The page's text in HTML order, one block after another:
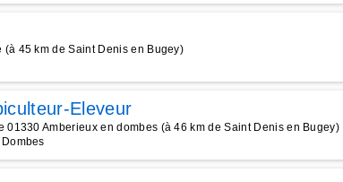
45 km de Saint Denis en Bugey)
Eleveur
01330 Amberieux en dombes (à 46 km de Saint Denis en Bugey)